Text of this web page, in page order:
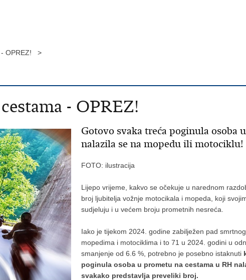
- OPREZ! >
- OPREZ!
Gotovo svaka treća poginula osoba
nalazila se na mopedu ili motociklu!
FOTO: ilustracija
Lijepo vrijeme, kakvo se očekuje u narednom
broj ljubitelja vožnje motocikala i mopeda, koji
sudjeluju i u većem broju prometnih nesreća.
Iako je tijekom 2024. godine zabilježen pad
mopedima i motociklima i to 71 u 2024. godini u
smanjenje od 6.6 %, potrebno je posebno istaknuti
poginula osoba u prometu na cestama u RH
svakako predstavlja preveliki broj.